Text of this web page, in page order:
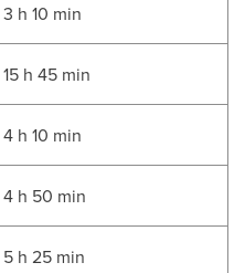
3 h 10 min
15 h 45 min
4 h 10 min
4 h 50 min
5 h 25 min